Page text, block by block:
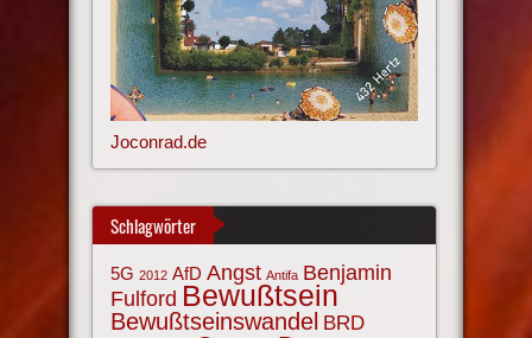
Joconrad.de
Schlagwörter
5G 2012 AfD Angst Antifa Benjamin
Fulford Bewußtsein
Bewußtseinswandel BRD